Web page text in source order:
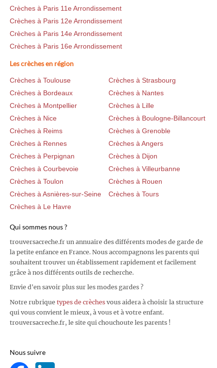
Crèches à Paris 11e Arrondissement
Crèches à Paris 12e Arrondissement
Crèches à Paris 14e Arrondissement
Crèches à Paris 16e Arrondissement
Les crèches en région
Crèches à Toulouse
Crèches à Strasbourg
Crèches à Bordeaux
Crèches à Nantes
Crèches à Montpellier
Crèches à Lille
Crèches à Nice
Crèches à Boulogne-Billancourt
Crèches à Reims
Crèches à Grenoble
Crèches à Rennes
Crèches à Angers
Crèches à Perpignan
Crèches à Dijon
Crèches à Courbevoie
Crèches à Villeurbanne
Crèches à Toulon
Crèches à Rouen
Crèches à Asnières-sur-Seine
Crèches à Tours
Crèches à Le Havre
Qui sommes nous ?
trouversacreche.fr un annuaire des différents modes de garde de
la petite enfance en France. Nous accompagnons les parents qui
souhaitent trouver un établissement rapidement et facilement
grâce à nos différents outils de recherche.
Envie d'en savoir plus sur les modes gardes ?
Notre rubrique types de crèches vous aidera à choisir la structure
qui vous convient le mieux, à vous et à votre enfant.
trouversacreche.fr, le site qui chouchoute les parents !
Nous suivre